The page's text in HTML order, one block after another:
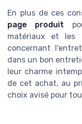
En plus de ces
page produit
matériaux et les
concernant
dans un bon
leur charme
de cet achat, au
choix avisé pour